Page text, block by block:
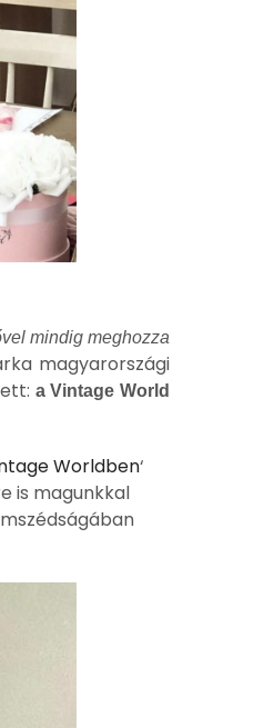
mindig meghozza
magyarországi
a Vintage World
Worldben‘
is magunkkal